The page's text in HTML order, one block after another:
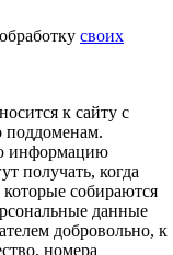
своих
к сайту с
поддоменам.
информацию
получать, когда
собираются
данные
добровольно, к
номера